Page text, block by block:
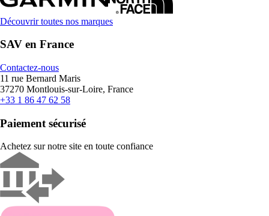
Découvrir toutes nos marques
SAV en France
Contactez-nous
11 rue Bernard Maris
37270 Montlouis-sur-Loire, France
+33 1 86 47 62 58
Paiement sécurisé
Achetez sur notre site en toute confiance